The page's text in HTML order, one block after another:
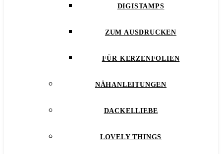
DIGISTAMPS
ZUM AUSDRUCKEN
FÜR KERZENFOLIEN
NÄHANLEITUNGEN
DACKELLIEBE
LOVELY THINGS